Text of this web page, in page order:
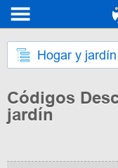
Hogar y jardín
Códigos
jardín